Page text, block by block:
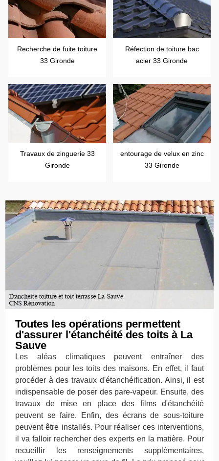
Recherche de fuite toiture
33 Gironde
Réfection de toiture bac
acier 33 Gironde
Travaux de zinguerie 33
Gironde
entourage de velux en zinc
33 Gironde
Toutes les opérations permettent
d'assurer l'étanchéité des toits à La
Sauve
Les aléas climatiques peuvent entraîner des
problèmes pour les toits des maisons. En effet, il faut
procéder à des travaux d'étanchéification. Ainsi, il est
indispensable de poser des pare-vapeur. Ensuite, des
travaux de mise en place des films d'étanchéité
peuvent se faire. Enfin, des écrans de sous-toiture
peuvent être installés. Pour réaliser ces interventions,
il va falloir rechercher des experts en la matière. Pour
recueillir les renseignements supplémentaires,